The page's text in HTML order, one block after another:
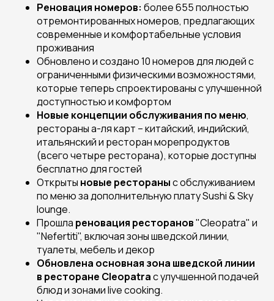
Реновация номеров: более 655 полностью
отремонтированных номеров, предлагающих
современные и комфортабельные условия
проживания
Обновлено и создано 10 номеров для людей с
ограниченными физическими возможностями,
которые теперь спроектированы с улучшенной
доступностью и комфортом
Новые концепции обслуживания по меню,
рестораны а-ля карт – китайский, индийский,
итальянский и ресторан морепродуктов
(всего четыре ресторана), которые доступны
бесплатно для гостей
Открыты новые рестораныс обслуживанием
по меню за дополнительную плату Sushi & Sky
lounge.
Прошла реновация ресторанов"Cleopatra" и
"Nefertiti", включая зоны шведской линии,
туалеты, мебель и декор
Обновлена основная зона шведской линии
в ресторане Cleopatraс улучшенной подачей
блюд и зонами live cooking.